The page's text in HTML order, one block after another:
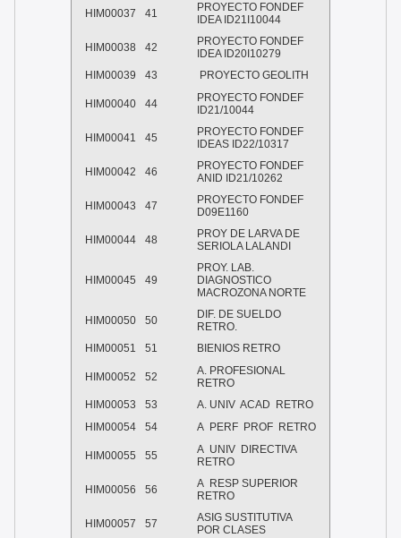
HIM00037 41
PROYECTO FONDEF
IDEA ID21I10044
HIM00038 42
PROYECTO FONDEF
IDEA ID20I10279
HIM00039
43 PROYECTO GEOLITH
HIM00040 44
PROYECTO FONDEF
ID21/10044
HIM00041 45
PROYECTO FONDEF
IDEAS ID22/10317
HIM00042 46
PROYECTO FONDEF
ANID ID21/10262
HIM00043 47
PROYECTO FONDEF
D09E1160
HIM00044 48
PROY DE LARVA DE
SERIOLA LALANDI
HIM00045 49
PROY. LAB.
DIAGNOSTICO
MACROZONA NORTE
HIM00050 50
DIF. DE SUELDO
RETRO.
HIM00051
51 BIENIOS RETRO
HIM00052 52
A. PROFESIONAL
RETRO
HIM00053
53
A. UNIV ACAD RETRO
HIM00054
54 A PERF PROF RETRO
HIM00055 55
A UNIV DIRECTIVA
RETRO
HIM00056 56
A RESP SUPERIOR
RETRO
HIM00057 57
ASIG SUSTITUTIVA
POR CLASES